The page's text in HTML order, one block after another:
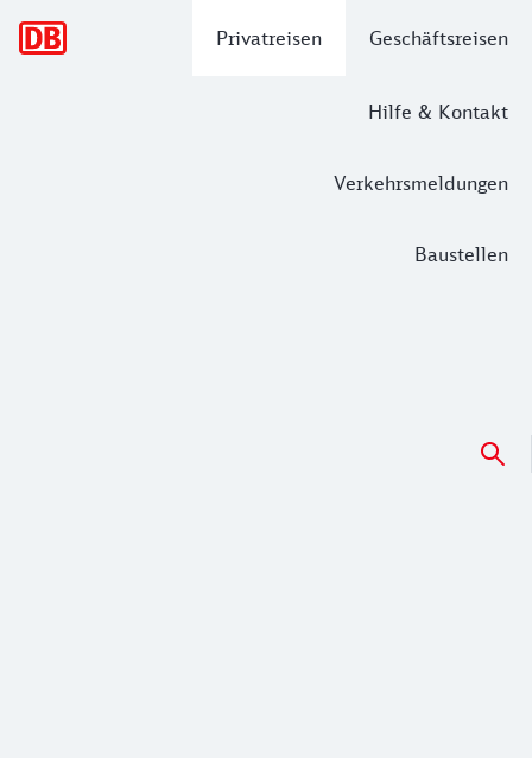
Privatreisen Geschäftsreisen
Hilfe & Kontakt
Verkehrsmeldungen
Baustellen